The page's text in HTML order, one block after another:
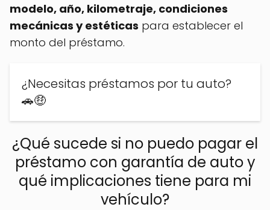
modelo, año, kilometraje, condiciones
mecánicas y estéticas para establecer el
monto del préstamo.
¿Necesitas préstamos por tu auto?
🚗🤑
¿Qué sucede si no puedo pagar el
préstamo con garantía de auto y
qué implicaciones tiene para mi
vehículo?